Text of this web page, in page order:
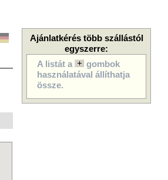
Ajánlatkérés több szállástól
egyszerre:
A listát a
gombok
használatával állíthatja
össze.